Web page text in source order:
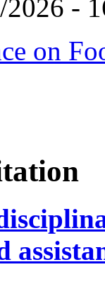
-
on